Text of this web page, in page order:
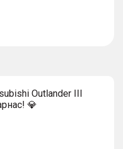
Outlander III
💎